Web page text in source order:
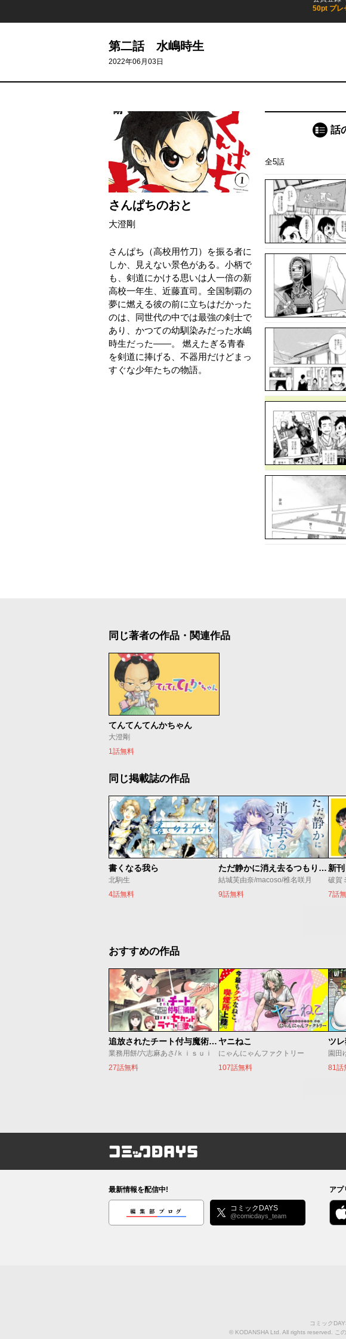
50pt プレ
第二話 水嶋時生
2022年06月03日
さんぱちのおと
大澄剛
さんぱち（高校用竹刀）を振る者に
しか、見えない景色がある。小柄で
も、剣道にかける思いは人一倍の新
高校一年生、近藤直司。全国制覇の
夢に燃える彼の前に立ちはだかった
のは、同世代の中では最強の剣士で
あり、かつての幼馴染みだった水嶋
時生だった――。 燃えたぎる青春
を剣道に捧げる、不器用だけどまっ
すぐな少年たちの物語。
話
全5話
同じ著者の作品・関連作品
てんてんてんかちゃん
大澄剛
1話無料
同じ掲載誌の作品
書くなる我ら
北駒生
4話無料
ただ静かに消え去るつもりでした
結城芙由奈/macoso/椎名咲月
9話無料
新
破賀
7話
おすすめの作品
追放されたチート付与魔術師は気ままなセカンドライフを謳歌する。 ～俺は武器だけじゃなく、あらゆるものに『強化ポイント』を付与できるし、俺の意思でいつでも効果を解除できるけど、残った人たち大丈夫？～
業務用餅/六志麻あさ/ｋｉｓｕｉ
27話無料
ヤニねこ
にゃんにゃんファクトリー
107話無料
ツ
園田
81話
コミックDAYS
最新情報を配信中!
編集部ブログ コミックDAYS
@comicdays_team
アプ
コミック
© KODANSHA Ltd. All rights reserved. こ